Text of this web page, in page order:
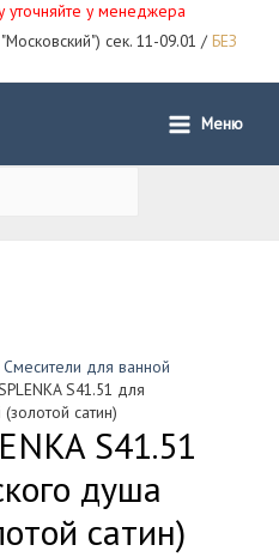
уточняйте у менеджера
сек. 11-09.01 / БЕЗ
Main
Меню
Смесители для ванной
S41.51 для
сатин)
S41.51
душа
сатин)